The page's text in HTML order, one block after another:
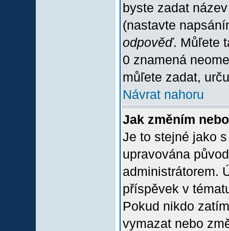
byste zadat
(nastavte
odpověď. Můľete
0 znamená
můľete zadat,
Návrat nahoru
Jak změním
Je to stejné jako
upravována
administrátorem.
příspěvek v
Pokud nikdo
vymazat nebo